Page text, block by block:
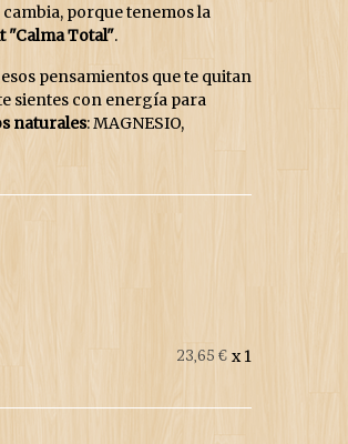
porque tenemos la
"Calma Total".
pensamientos que te quitan
sientes con energía para
naturales: MAGNESIO,
23,65 € x 1